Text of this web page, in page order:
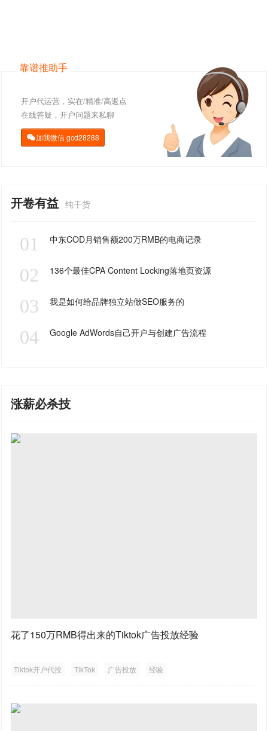
靠谱推助手
开户代运营，实在/精准/高返点
在线答疑，开户问题来私聊
加我微信gcd28288
开卷有益 纯干货
01 中东COD月销售额200万RMB的电商记录
02 136个最佳CPA Content Locking落地页资源
03 我是如何给品牌独立站做SEO服务的
04 Google AdWords自己开户与创建广告流程
涨薪必杀技
花了150万RMB得出来的Tiktok广告投放经验
Tiktok开户代投 TikTok 广告投放 经验